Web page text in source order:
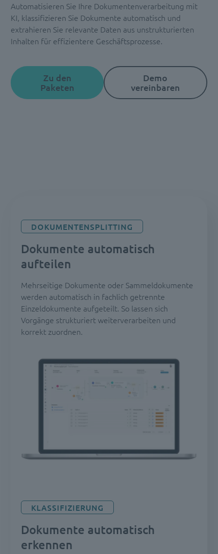
Automatisieren Sie Ihre Dokumentenverarbeitung mit
KI, klassifizieren Sie Dokumente automatisch und
extrahieren Sie relevante Daten aus unstrukturierten
Inhalten für effizientere Geschäftsprozesse.
Zu den
Paketen
Demo
vereinbaren
DOKUMENTENSPLITTING
Dokumente automatisch
aufteilen
Mehrseitige Dokumente oder Sammeldokumente
werden automatisch in fachlich getrennte
Einzeldokumente aufgeteilt. So lassen sich
Vorgänge strukturiert weiterverarbeiten und
korrekt zuordnen.
KLASSIFIZIERUNG
Dokumente automatisch
erkennen